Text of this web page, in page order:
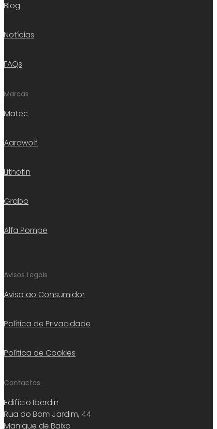
Blog
Notícias
FAQs
Marcas
Matec
Aardwolf
Lithofin
Grabo
Alfa Pompe
Avisos Legais
Aviso ao Consumidor
Política de Privacidade
Política de Cookies
Contactos
Edifício Iberdin
Rua do Bom Jardim, 44
Manique de Baixo